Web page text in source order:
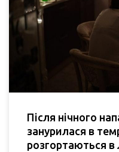
Після нічного
занурилася в
розгортаються